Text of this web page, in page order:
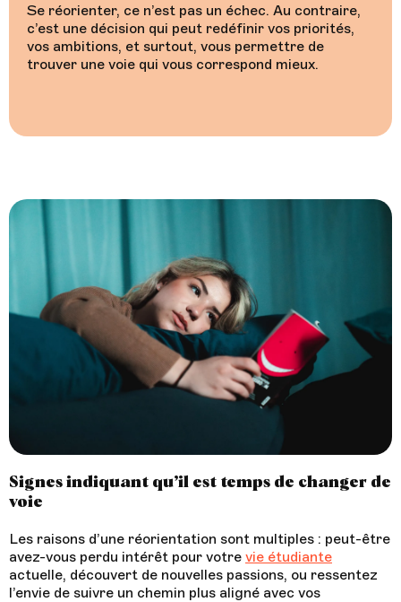
Se réorienter, ce n’est pas un échec. Au contraire,
c’est une décision qui peut redéfinir vos priorités,
vos ambitions, et surtout, vous permettre de
trouver une voie qui vous correspond mieux.
Signes indiquant qu’il est temps de changer de
voie
Les raisons d’une réorientation sont multiples : peut-être
avez-vous perdu intérêt pour votre vie étudiante
actuelle, découvert de nouvelles passions, ou ressentez
l’envie de suivre un chemin plus aligné avec vos